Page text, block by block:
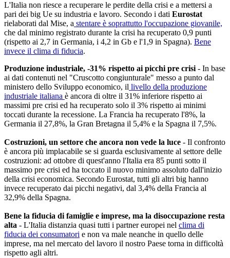
L'Italia non riesce a recuperare le perdite della crisi e a mettersi a
pari dei big Ue su industria e lavoro. Secondo i dati Eurostat
rielaborati dal Mise, a stentare è soprattutto l'occupazione giovanile,
che dal minimo registrato durante la crisi ha recuperato 0,9 punti
(rispetto ai 2,7 in Germania, i 4,2 in Gb e l'1,9 in Spagna). Bene
invece il clima di fiducia.
Produzione industriale, -31% rispetto ai picchi pre crisi - In base
ai dati contenuti nel "Cruscotto congiunturale" messo a punto dal
ministero dello Sviluppo economico, il livello della produzione
industriale italiana è ancora di oltre il 31% inferiore rispetto ai
massimi pre crisi ed ha recuperato solo il 3% rispetto ai minimi
toccati durante la recessione. La Francia ha recuperato l'8%, la
Germania il 27,8%, la Gran Bretagna il 5,4% e la Spagna il 7,5%.
Costruzioni, un settore che ancora non vede la luce - Il confronto
è ancora più implacabile se si guarda esclusivamente al settore delle
costruzioni: ad ottobre di quest'anno l'Italia era 85 punti sotto il
massimo pre crisi ed ha toccato il nuovo minimo assoluto dall'inizio
della crisi economica. Secondo Eurostat, tutti gli altri big hanno
invece recuperato dai picchi negativi, dal 3,4% della Francia al
32,9% della Spagna.
Bene la fiducia di famiglie e imprese, ma la disoccupazione resta
alta - L'Italia distanzia quasi tutti i partner europei nel clima di
fiducia dei consumatori e non va male neanche in quello delle
imprese, ma nel mercato del lavoro il nostro Paese torna in difficoltà
rispetto agli altri.